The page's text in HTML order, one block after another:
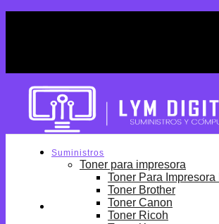
Suministros
Toner para impresora
Toner Para Impresora
Toner Brother
Toner Canon
Toner Ricoh